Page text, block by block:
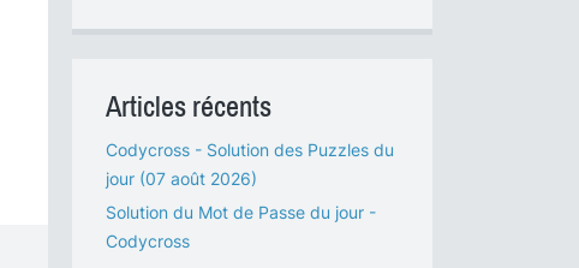
Articles récents
Codycross - Solution des Puzzles du
jour (07 août 2026)
Solution du Mot de Passe du jour -
Codycross